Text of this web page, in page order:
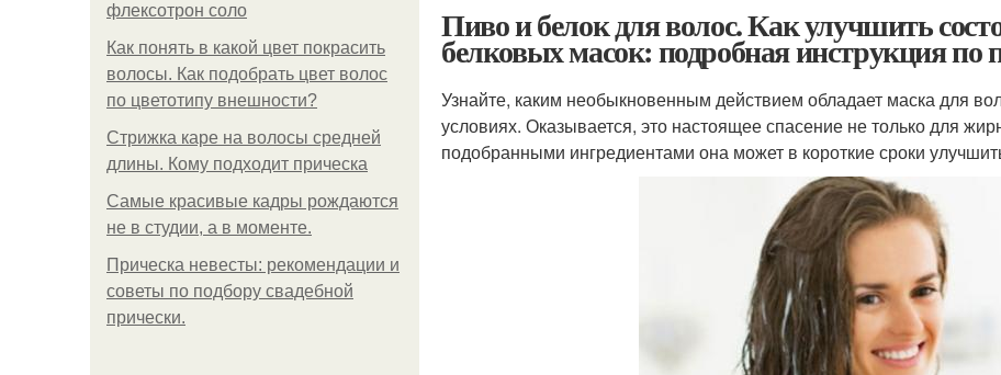
флексотрон соло
Как понять в какой цвет покрасить
волосы. Как подобрать цвет волос
по цветотипу внешности?
Стрижка каре на волосы средней
длины. Кому подходит прическа
Самые красивые кадры рождаются
не в студии, а в моменте.
Прическа невесты: рекомендации и
советы по подбору свадебной
прически.
Пиво и белок для волос. Как улучшить
белковых масок: подробная инструкция
Узнайте, каким необыкновенным действием обладает маска для
условиях. Оказывается, это настоящее спасение не только для
подобранными ингредиентами она может в короткие сроки